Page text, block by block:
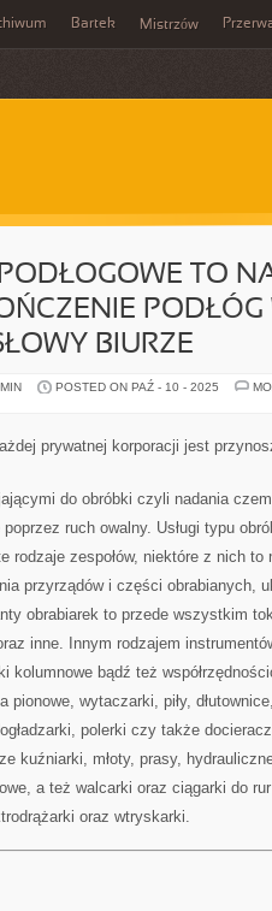
Bartek Mistrzów
TO
BIURZE
POSTED ON PAŹ - 10 - 2025
prywatnej korporacji jest
do obróbki czyli nadania
ruch owalny. Usługi typu
rodzaje zespołów, niektóre z nich to
przyrządów i części obrabianych,
obrabiarek to przede wszystkim
inne. Innym rodzajem
kolumnowe bądź też
pionowe, wytaczarki, piły,
polerki czy także
kuźniarki, młoty, prasy,
a też walcarki oraz ciągarki do
oraz wtryskarki.